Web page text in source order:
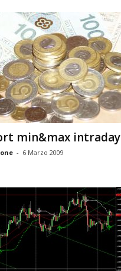
min&max intraday
- 6 Marzo 2009